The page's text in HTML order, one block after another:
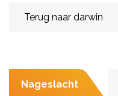
Terug naar darwin
Nageslacht